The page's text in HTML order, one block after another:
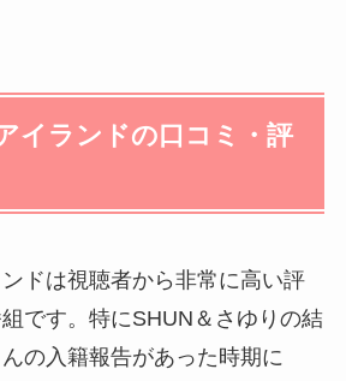
イランドの口コミ・評
ドは視聴者から非常に高い評
です。特にSHUN＆さゆりの結
の入籍報告があった時期に